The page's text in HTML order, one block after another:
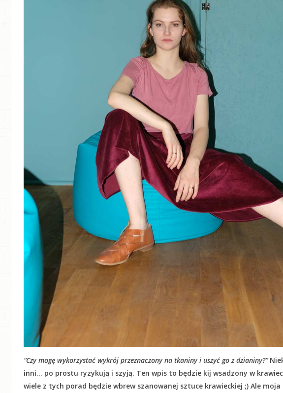
“Czy mogę wykorzystać wykrój przeznaczony na tkaniny i uszyć go z dzianiny?”
inni… po prostu ryzykują i szyją. Ten wpis to będzie kij wsadzony w
wiele z tych porad będzie wbrew szanowanej sztuce krawieckiej ;) Ale